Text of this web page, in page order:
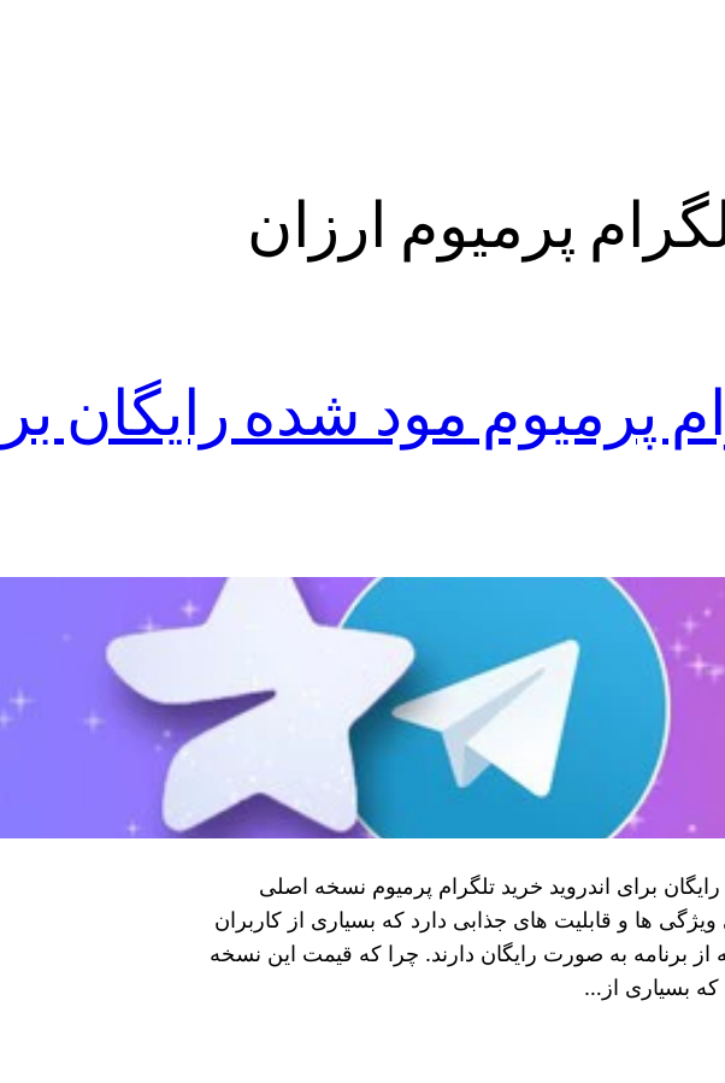
پرمیوم ارزان
پرمیوم مود شده رایگان
برای اندروید خرید تلگرام پرمیوم نسخه اصلی
ها و قابلیت‌ های جذابی دارد که بسیاری از کاربران
برنامه به صورت رایگان دارند. چرا که قیمت این نسخه
که بسیاری از…